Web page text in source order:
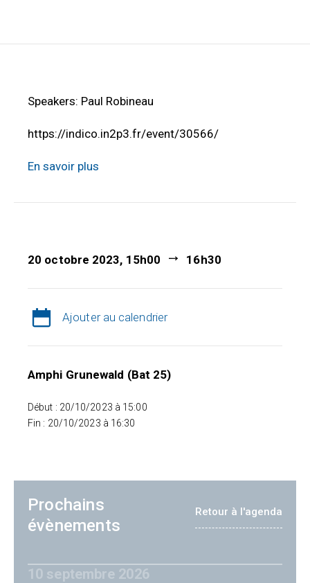
Speakers: Paul Robineau
https://indico.in2p3.fr/event/30566/
En savoir plus
20 octobre 2023, 15h00 16h30
Ajouter au calendrier
Amphi Grunewald (Bat 25)
Début : 20/10/2023 à 15:00
Fin : 20/10/2023 à 16:30
Prochains
évènements
Retour à l'agenda
10 septembre 2026